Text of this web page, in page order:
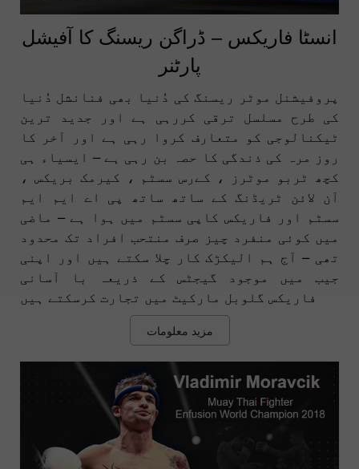
انسٹا فاریکس – ڈراگن ریسنگ کا آفیشل
پارٹنر
پروفیشنل موٹر ریسنگ کی دُنیا بھی فنانشل دُنیا
کی طرح مسلسل ترقی کررہی ہے اور جدید ترین
ٹیکنالوجی کو متعارف کروا رہی ہے اور آخر کا
روز مرہ کی ذندگی کا حصہ بن رہی ہے – ایسیاء ہی
کچھ ٹربو موٹرز ، کےرس سسٹم ، کیرمک بریکس ،
آن لائن ٹریڈنگ کے ساتھ ساتھ پی اے ایم ایم
سسٹم اور فاریکس کاپی سسٹم میں ہوا ہے – ماضی
میں کوئی منفرد چیز صرف منتحب افراد تک محدود
تھی – آج ہم الیکڑک کار چلا سکتے ہیں اور اپنی
جیب میں موجود گیجٹس کے ذریعہ با آسانی
فاریکس گلوبل مارکیٹ میں تجارت کرسکتے ہیں
مزید معلومات